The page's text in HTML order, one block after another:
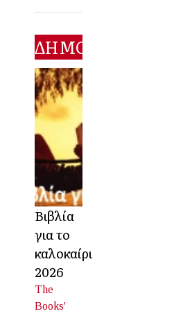
ΔΗΜΟΦΙΛΕΣΤΕΡΑ
Βιβλία
για το
καλοκαίρι
2026
The
Books'